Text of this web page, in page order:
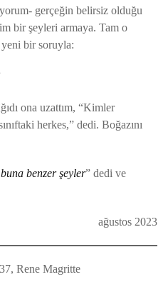
gerçeğin belirsiz olduğu
bir şeyleri armaya. Tam o
bir soruyla:
ona uzattım, “Kimler
herkes,” dedi. Boğazını
benzer şeyler” dedi ve
ağustos 2023
Rene Magritte